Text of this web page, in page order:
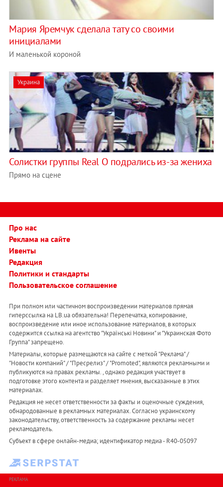
Мария Яремчук сделала тату со своими
инициалами
И маленькой короной
Украина
Солистки группы Real O подрались из-за жениха
Прямо на сцене
Про нас
Реклама на сайте
Ивенты
Редакция
Политики и стандарты
Пользовательское соглашение
При полном или частичном воспроизведении материалов прямая
гиперссылка на LB.ua обязательна! Перепечатка, копирование,
воспроизведение или иное использование материалов, в которых
содержится ссылка на агентство "Українськi Новини" и "Украинская Фото
Группа" запрещено.
Материалы, которые размещаются на сайте с меткой "Реклама" /
"Новости компаний" / "Пресрелиз" / "Promoted", являются рекламными и
публикуются на правах рекламы. , однако редакция участвует в
подготовке этого контента и разделяет мнения, высказанные в этих
материалах.
Редакция не несет ответственности за факты и оценочные суждения,
обнародованные в рекламных материалах. Согласно украинскому
законодательству, ответственность за содержание рекламы несет
рекламодатель.
Субъект в сфере онлайн-медиа; идентификатор медиа - R40-05097
РЕКЛАМА